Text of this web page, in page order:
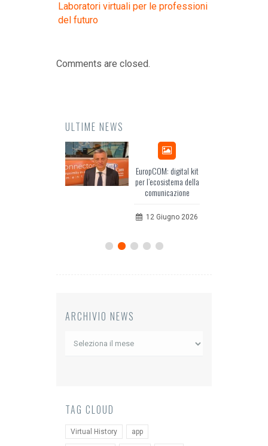
Laboratori virtuali per le professioni
del futuro
Comments are closed.
ULTIME NEWS
EuropCOM: digital kit
per l’ecosistema della
comunicazione
12 Giugno 2026
ARCHIVIO NEWS
Archivio
TAG CLOUD
Virtual History app